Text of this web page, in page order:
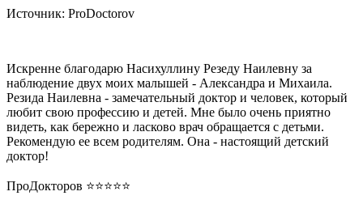
Источник: ProDoctorov
Искренне благодарю Насихуллину Резеду Наилевну за
наблюдение двух моих малышей - Александра и Михаила.
Резида Наилевна - замечательный доктор и человек, который
любит свою профессию и детей. Мне было очень приятно
видеть, как бережно и ласково врач обращается с детьми.
Рекомендую ее всем родителям. Она - настоящий детский
доктор!
ПроДокторов ⭐️⭐️⭐️⭐️⭐️